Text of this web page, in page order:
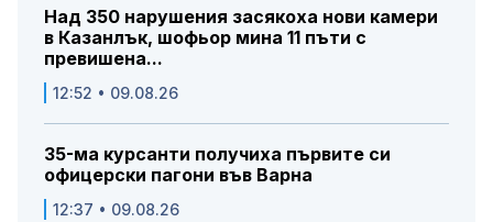
Над 350 нарушения засякоха нови камери
в Казанлък, шофьор мина 11 пъти с
превишена...
12:52 • 09.08.26
35-ма курсанти получиха първите си
офицерски пагони във Варна
12:37 • 09.08.26